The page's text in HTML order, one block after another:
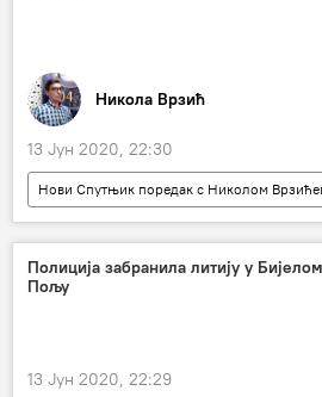
Никола Врзић
13 Јун 2020, 22:30
Нови Спутњик поредак с Николом
Радио
Видео
Анализе и мишљења
валуте
Економија
Полиција забранила литију у Бијелом
Пољу
13 Јун 2020, 22:29